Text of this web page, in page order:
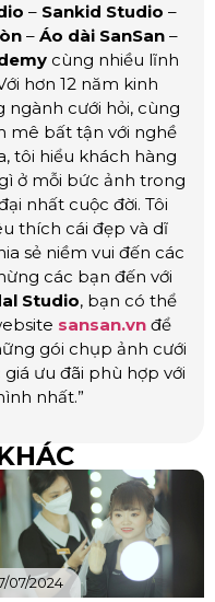
– Sankid Studio –
– Áo dài SanSan –
cùng nhiều lĩnh
hơn 12 năm kinh
ngành cưới hỏi, cùng
mê bất tận với nghề
tôi hiểu khách hàng
ở mỗi bức ảnh trong
nhất cuộc đời. Tôi
thích cái đẹp và dĩ
sẻ niềm vui đến các
các bạn đến với
Studio, bạn có thể
sansan.vnđể
gói chụp ảnh cưới
ưu đãi phù hợp với
nhất.”
07/2024